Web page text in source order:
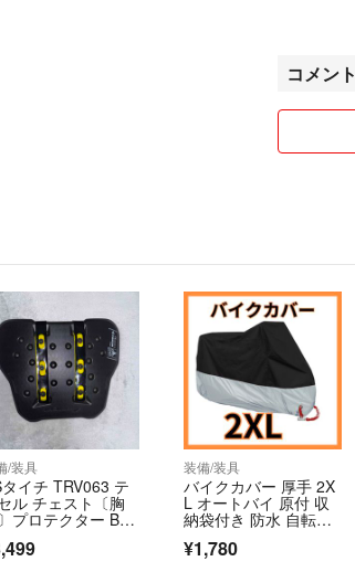
発送時期
の説明
お急ぎの
ます。
コメント
/装具
イチ TRV063 テ
ル チェスト〔胸
プロテクター BLA
装備/装具
バイクカバー 厚手 2X
L オートバイ 原付 収
納袋付き 防水 自転車
¥1,780